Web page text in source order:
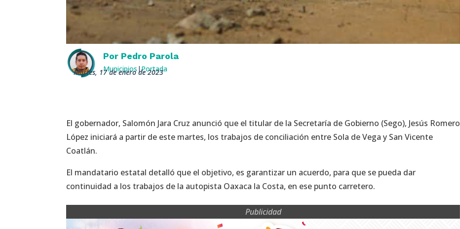
Por Pedro Parola
Municipios |Portada
martes, 17 de enero de 2023
El gobernador, Salomón Jara Cruz anunció que el titular de la Secretaría de Gobierno (Sego), Jesús Romero
López iniciará a partir de este martes, los trabajos de conciliación entre Sola de Vega y San Vicente
Coatlán.
El mandatario estatal detalló que el objetivo, es garantizar un acuerdo, para que se pueda dar
continuidad a los trabajos de la autopista Oaxaca la Costa, en ese punto carretero.
Publicidad